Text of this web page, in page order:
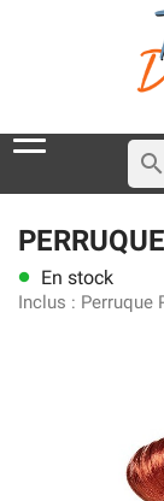
search
lens En stock
Inclus : Perruque